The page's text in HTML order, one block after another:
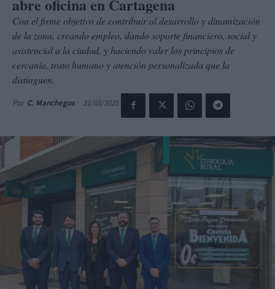
abre oficina en Cartagena
Con el firme objetivo de contribuir al desarrollo y dinamización
de la zona, creando empleo, dando soporte financiero, social y
asistencial a la ciudad, y haciendo valer los principios de
cercanía, trato humano y atención personalizada que la
distinguen.
Por C. Manchegos 21/03/2025